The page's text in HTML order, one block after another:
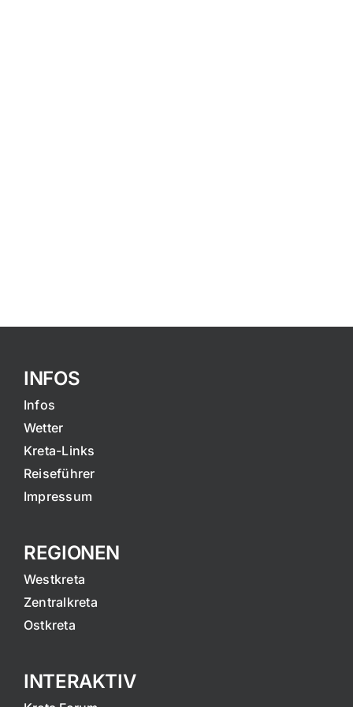
INFOS
Infos
Wetter
Kreta-Links
Reiseführer
Impressum
REGIONEN
Westkreta
Zentralkreta
Ostkreta
INTERAKTIV